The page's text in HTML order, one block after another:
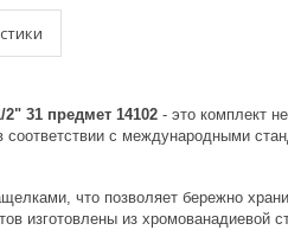
31 предмет 14102 - это комплект
соответствии с международными
что позволяет бережно
изготовлены из хромованадиевой